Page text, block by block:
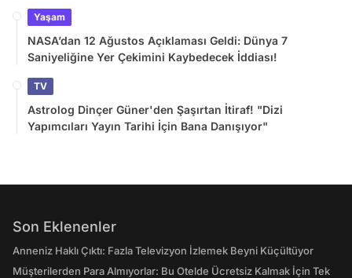
Yaşam
NASA’dan 12 Ağustos Açıklaması Geldi: Dünya 7
Saniyeliğine Yer Çekimini Kaybedecek İddiası!
TV
Astrolog Dinçer Güner'den Şaşırtan İtiraf! "Dizi
Yapımcıları Yayın Tarihi İçin Bana Danışıyor"
Son Eklenenler
Anneniz Haklı Çıktı: Fazla Televizyon İzlemek Beyni Küçültüyor
Müşterilerden Para Almıyorlar: Bu Otelde Ücretsiz Kalmak İçin Tek